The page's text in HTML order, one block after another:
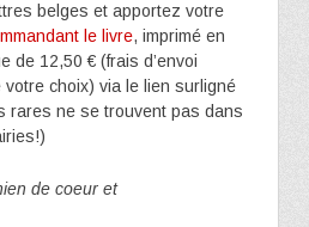
belges et apportez votre
le livre, imprimé en
de 12,50 € (frais d’envoi
votre choix) via le lien surligné
rares ne se trouvent pas dans
de coeur et